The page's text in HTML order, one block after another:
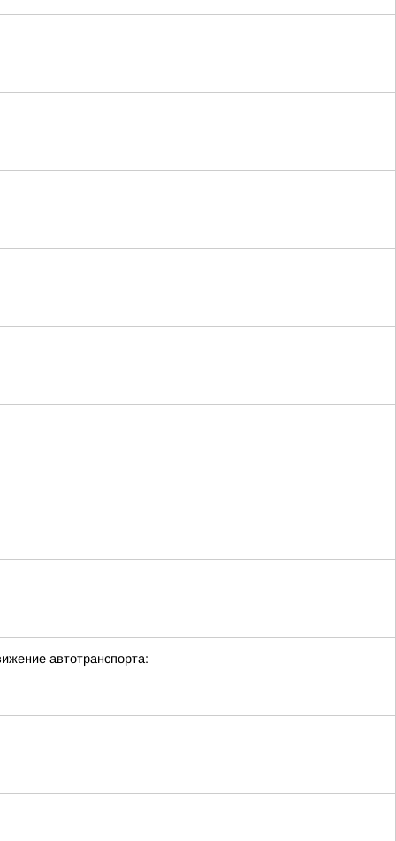
автотранспорта: